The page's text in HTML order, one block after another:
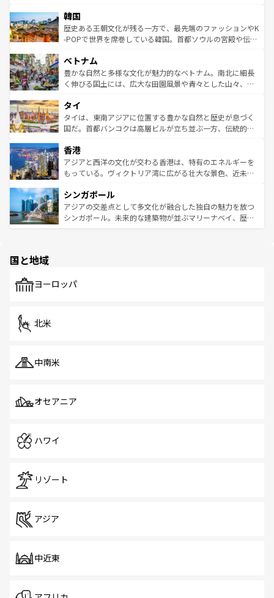
はコンテンツ一覧
いる。アクティビティも充実しており、サーフィンやダイ
ビング、ハイキングなど、アウトドア好きにはたまらな
い。オーストラリアの多彩な魅力を存分に味わいつくそ
参照してほしい。
ン）、静ひつな山岳地帯である台湾東部など、都市の喧騒
と山間の静けさが共存しており、訪れる人に新しい発見と
驚きをもたらしてくれる。また、奥深い台湾の食文化も魅
容にもいいと評判のスイーツなど、バラエティ豊かな料理
が味わえる。 なお、新着の台湾情報は コンテンツ一覧を参
照してほしい。
韓国
歴史ある王朝文化が残る一方で、最先端のファッションやK
-POPで世界を席巻している韓国。首都ソウルの宮殿や伝統
き、地方に足を延ばせば四季折々の自然美を楽しむことが
できる。そして、キムチや焼肉、絶品のストリートフード
まで、さまざまな韓国料理が待っている。夜には、韓国な
リティに包まれながら、韓国の多彩な魅力を心ゆくまで味
わってみてほしい。 なお、新着の韓国情報はコンテンツ一
覧を参照してほしい。
ベトナム
豊かな自然と多様な文化が魅力的なベトナム。南北に細長
く伸びる国土には、広大な田園風景や青々とした山々、世
急速な発展と共に伝統が息づく。ハノイの古い町並みやホ
ーチミン市のフランス統治時代の建物も、独特の雰囲気を
醸し出している。また、バラエティの豊かさとおいしさで
とつ。フォーやバインミー、ベトナムコーヒーなどは、ぜ
ひ現地で味わいたい。どの地域を訪れてもあたたかい人々
が旅行者を迎えてくれるので、きっと忘れられない旅にな
参照してほしい。
タイ
タイは、東南アジアに位置する豊かな自然と歴史が息づく
国だ。首都バンコクは高層ビルが立ち並ぶ一方、伝統的な
の活気が交差している。北部ではチェンマイなどの山岳地
帯で自然と触れ合い、南部ではプーケットやクラビの美し
いビーチでリゾート気分を楽しむことができる。タイ料理
激する。気候は一年中温暖で、どの季節にも異なる楽しみ
が待っている。親しみやすいタイの人々、仏教を中心とし
た文化、そして多様な観光資源が、訪れる旅人を魅了し続
香港
アジアと西洋の文化が交わる香港は、特有のエネルギーを
もっている。ヴィクトリア湾に広がる壮大な景色、近未来
み、どこを訪れても感動するはず。観光スポットが密集し
ており、効率よく見どころを回れるのも魅力。息をのむよ
うな絶景から文化的な体験まで、香港を存分に楽しみ尽く
シンガポール
アジアの交差点として多文化が融合した独自の魅力を放つ
シンガポール。未来的な建築物が並ぶマリーナベイ、歴史
で、ホーカーズは地元の風情を楽しめる外せないスポット
国と地域
ヨーロッパ
北米
中南米
オセアニア
ハワイ
リゾート
アジア
中近東